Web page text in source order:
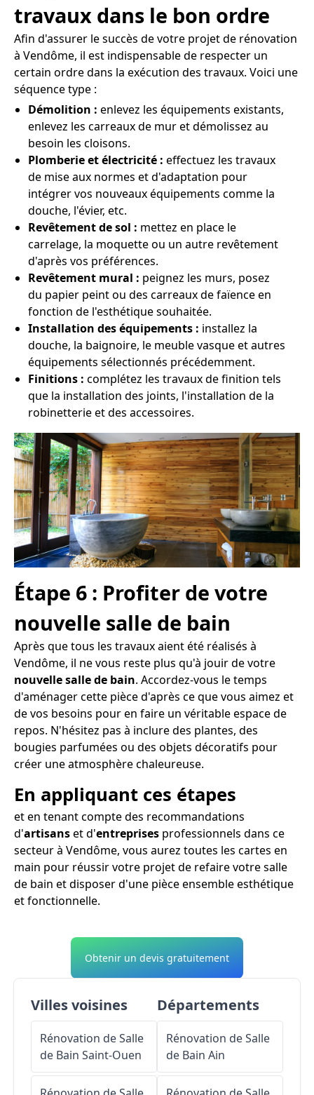
travaux dans le bon ordre
Afin d'assurer le succès de votre projet de rénovation
à Vendôme, il est indispensable de respecter un
certain ordre dans la exécution des travaux. Voici une
séquence type :
Démolition : enlevez les équipements existants,
enlevez les carreaux de mur et démolissez au
besoin les cloisons.
Plomberie et électricité : effectuez les travaux
de mise aux normes et d'adaptation pour
intégrer vos nouveaux équipements comme la
douche, l'évier, etc.
Revêtement de sol : mettez en place le
carrelage, la moquette ou un autre revêtement
d'après vos préférences.
Revêtement mural : peignez les murs, posez
du papier peint ou des carreaux de faïence en
fonction de l'esthétique souhaitée.
Installation des équipements : installez la
douche, la baignoire, le meuble vasque et autres
équipements sélectionnés précédemment.
Finitions : complétez les travaux de finition tels
que la installation des joints, l'installation de la
robinetterie et des accessoires.
Étape 6 : Profiter de votre
nouvelle salle de bain
Après que tous les travaux aient été réalisés à
Vendôme, il ne vous reste plus qu'à jouir de votre
nouvelle salle de bain. Accordez-vous le temps
d'aménager cette pièce d'après ce que vous aimez et
de vos besoins pour en faire un véritable espace de
repos. N'hésitez pas à inclure des plantes, des
bougies parfumées ou des objets décoratifs pour
créer une atmosphère chaleureuse.
En appliquant ces étapes
et en tenant compte des recommandations
d'artisanset d'entreprises professionnels dans ce
secteur à Vendôme, vous aurez toutes les cartes en
main pour réussir votre projet de refaire votre salle
de bain et disposer d'une pièce ensemble esthétique
et fonctionnelle.
Obtenir un devis gratuitement
Villes voisines
Rénovation de Salle
de Bain Saint-Ouen
Départements
Rénovation de Salle
de Bain Ain